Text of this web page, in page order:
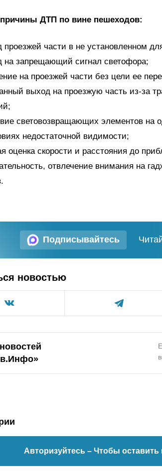
ДТП по вине пешеходов:
проезжей части в не установленном
на запрещающий сигнал светофора;
на проезжей части без цели ее
выход на проезжую часть из-за
световозвращающих элементов на
недостаточной видимости;
оценка скорости и расстояния до
отвлечение внимания на
Подписывайтесь
новостью
Авторизуйтесь – Чтобы оставить